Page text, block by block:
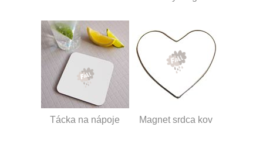
Tácka na nápoje Magnet srdca kov